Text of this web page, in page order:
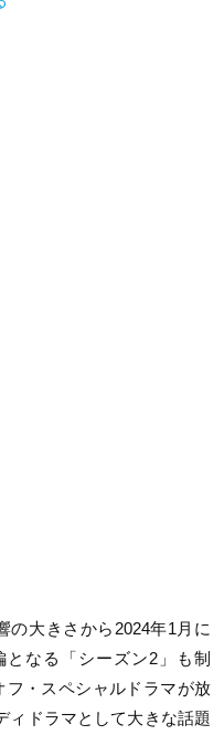
の大きさから2024年1月に
なる「シーズン2」も制
・スペシャルドラマが放
ィドラマとして大きな話題